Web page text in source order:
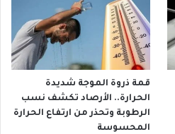
قمة ذروة الموجة شديدة
الحرارة.. الأرصاد تكشف نسب
الرطوبة وتحذر من ارتفاع الحرارة
المحسوسة